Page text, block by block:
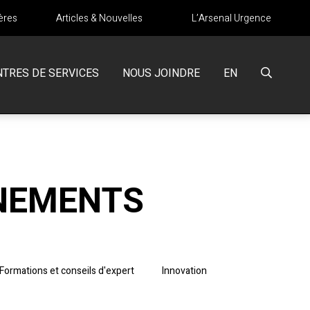
Articles & Nouvelles L’Arsenal Urgence
DE SERVICES NOUS JOINDRE EN
Formations et conseils d'expert Innovation